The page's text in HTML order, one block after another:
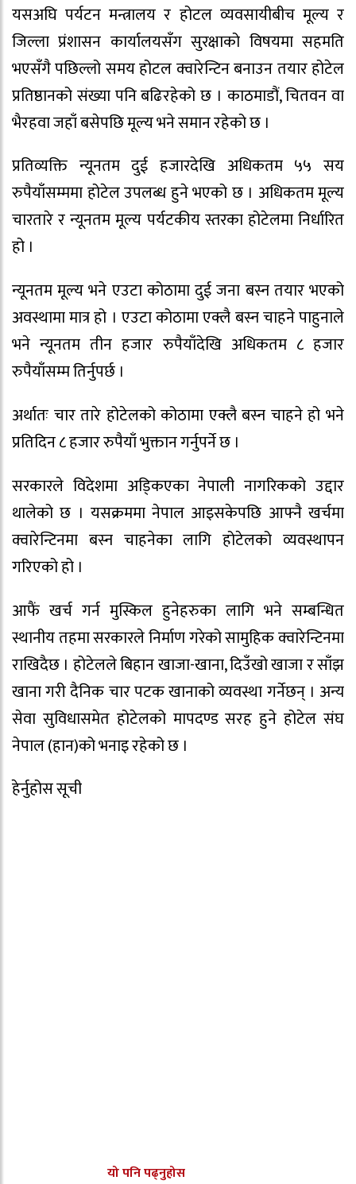
यसअघि पर्यटन मन्त्रालय र होटल व्यवसायीबीच मूल्य र
जिल्ला प्रंशासन कार्यालयसँग सुरक्षाको विषयमा सहमति
भएसँगै पछिल्लो समय होटल क्वारेन्टिन बनाउन तयार होटेल
प्रतिष्ठानको संख्या पनि बढिरहेको छ । काठमाडौं, चितवन वा
भैरहवा जहाँ बसेपछि मूल्य भने समान रहेको छ ।
प्रतिव्यक्ति न्यूनतम दुई हजारदेखि अधिकतम ५५ सय
रुपैयाँसम्ममा होटेल उपलब्ध हुने भएको छ । अधिकतम मूल्य
चारतारे र न्यूनतम मूल्य पर्यटकीय स्तरका होटेलमा निर्धारित
हो ।
न्यूनतम मूल्य भने एउटा कोठामा दुई जना बस्न तयार भएको
अवस्थामा मात्र हो । एउटा कोठामा एक्लै बस्न चाहने पाहुनाले
भने न्यूनतम तीन हजार रुपैयाँदेखि अधिकतम ८ हजार
रुपैयाँसम्म तिर्नुपर्छ ।
अर्थातः चार तारे होटेलको कोठामा एक्लै बस्न चाहने हो भने
प्रतिदिन ८ हजार रुपैयाँ भुक्तान गर्नुपर्ने छ ।
सरकारले विदेशमा अडि्कएका नेपाली नागरिकको उद्दार
थालेको छ । यसक्रममा नेपाल आइसकेपछि आफ्नै खर्चमा
क्वारेन्टिनमा बस्न चाहनेका लागि होटेलको व्यवस्थापन
गरिएको हो ।
आफैं खर्च गर्न मुस्किल हुनेहरुका लागि भने सम्बन्धित
स्थानीय तहमा सरकारले निर्माण गरेको सामुहिक क्वारेन्टिनमा
राखिदैछ । होटेलले बिहान खाजा-खाना, दिउँखो खाजा र साँझ
खाना गरी दैनिक चार पटक खानाको व्यवस्था गर्नेछन् । अन्य
सेवा सुविधासमेत होटेलको मापदण्ड सरह हुने होटेल संघ
नेपाल (हान)को भनाइ रहेको छ ।
हेर्नुहोस सूची
यो पनि पढ्नुहोस